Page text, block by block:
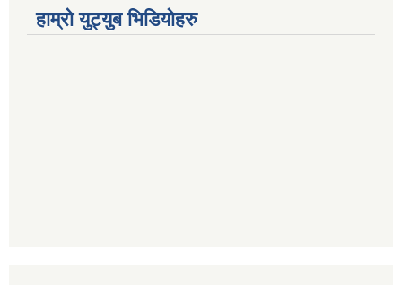
हाम्रो युट्युब भिडियोहरु